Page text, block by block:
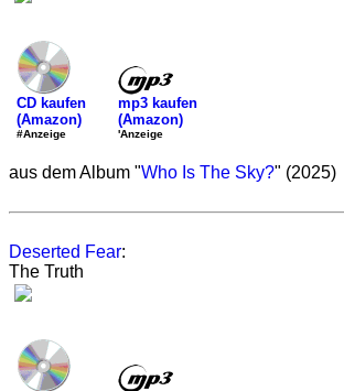
CD kaufen
(Amazon)
#Anzeige
mp3 kaufen
(Amazon)
'Anzeige
aus dem Album "Who Is The Sky?" (2025)
Deserted Fear:
The Truth